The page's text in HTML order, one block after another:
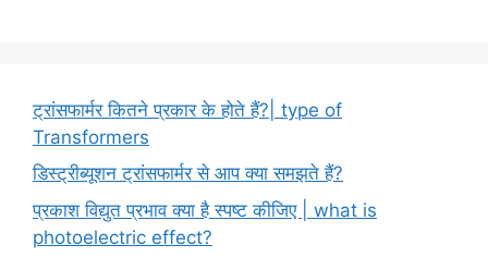
ट्रांसफार्मर कितने प्रकार के होते हैं?| type of
Transformers
डिस्ट्रीब्यूशन ट्रांसफार्मर से आप क्या समझते हैं?
प्रकाश विद्युत प्रभाव क्या है स्पष्ट कीजिए | what is
photoelectric effect?